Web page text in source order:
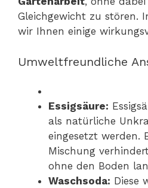
Gleichgewicht zu stören.
wir Ihnen einige
Umweltfreundliche
Essigsäure:
als natürliche
eingesetzt werden.
Mischung
ohne den Boden
Waschsoda: Diese